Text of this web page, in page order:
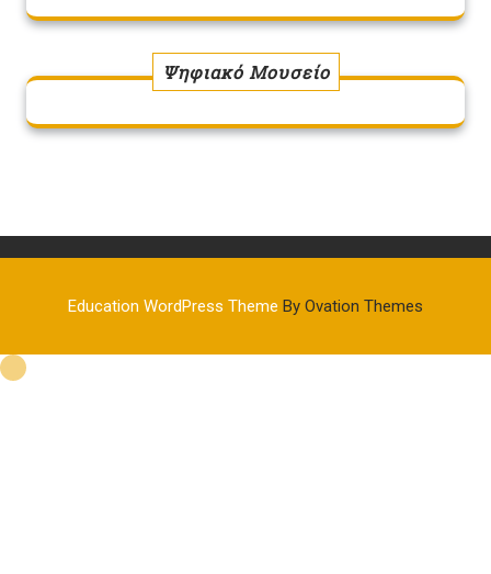
Ψηφιακό Μουσείο
Education WordPress Theme By Ovation Themes